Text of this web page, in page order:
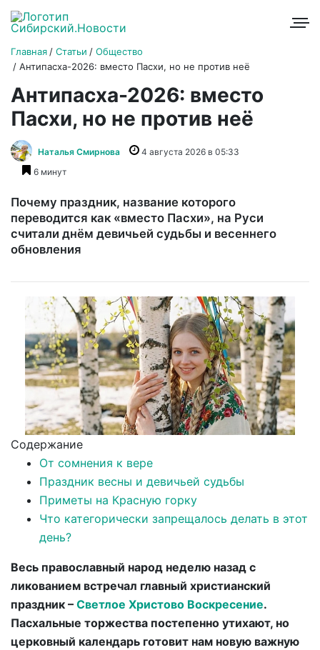
Главная Статьи
Общество
Антипасха-2026: вместо Пасхи, но не против неё
Антипасха-2026: вместо
Пасхи, но не против неё
Наталья Смирнова
4 августа 2026 в 05:33
6 минут
Почему праздник, название которого
переводится как «вместо Пасхи», на Руси
считали днём девичьей судьбы и весеннего
обновления
Содержание
От сомнения к вере
Праздник весны и девичьей судьбы
Приметы на Красную горку
Что категорически запрещалось делать в этот
день?
Весь православный народ неделю назад с
ликованием встречал главный христианский
праздник – Светлое Христово Воскресение.
Пасхальные торжества постепенно утихают, но
церковный календарь готовит нам новую важную